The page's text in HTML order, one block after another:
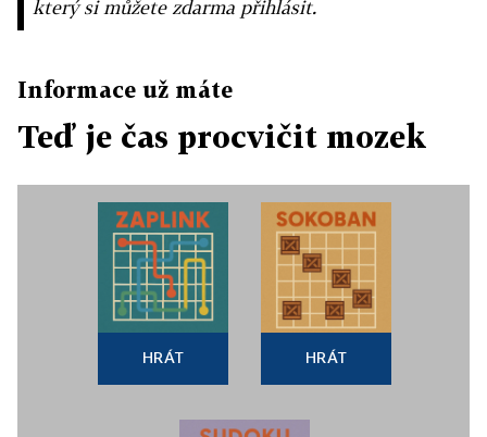
který si můžete zdarma přihlásit.
Informace už máte
Teď je čas procvičit mozek
HRÁT HRÁT